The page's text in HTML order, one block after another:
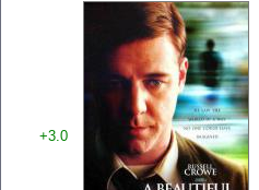
+3.0